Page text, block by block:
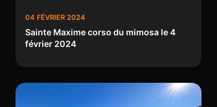
04 FÉVRIER 2024
Sainte Maxime corso du mimosa le 4
février 2024